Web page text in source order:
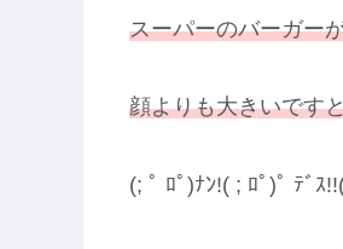
スーパーのバーガー
顔よりも大きいです
(; ﾟ ﾛﾟ)ﾅﾝ!( ; ﾛﾟ)ﾟ ﾃﾞｽ